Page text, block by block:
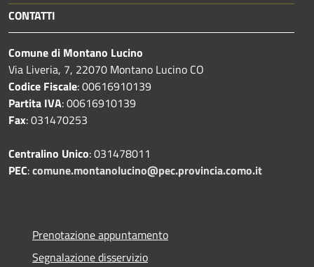
CONTATTI
Comune di Montano Lucino
Via Liveria, 7, 22070 Montano Lucino CO
Codice Fiscale: 00616910139
Partita IVA: 00616910139
Fax: 031470253
Centralino Unico: 031478011
PEC:comune.montanolucino@pec.provincia.como.it
Prenotazione appuntamento
Segnalazione disservizio